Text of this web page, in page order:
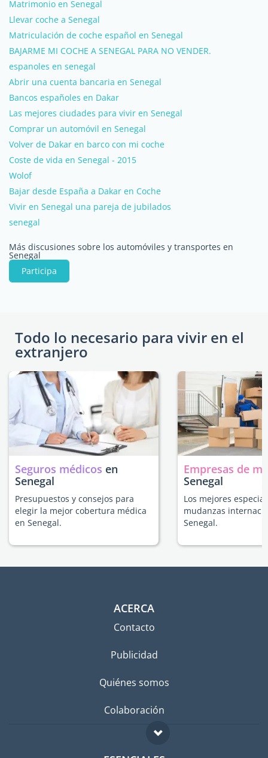
Matrimonio en Senegal
Llevar coche a Senegal
Matriculación de coche español en Senegal
BAJARME MI COCHE A SENEGAL PARA NO VENDER.
espanoles en senegal
Abrir una cuenta bancaria en Senegal
Bancos españoles en Dakar
Las mejores ciudades para vivir en Senegal
Comprar un automóvil en Senegal
Volver de Dakar en barco con mi coche
Coste de vida en Senegal - 2015
Wolof
Bajar desde España a Dakar en Coche
Vivir en Senegal una pareja de jubilados
senegal
Más discusiones sobre los automóviles y transportes en
Senegal
Participa
Todo lo necesario para vivir en el
extranjero
Seguros médicos en
Senegal
Presupuestos y consejos para
elegir la mejor cobertura médica
en Senegal.
Empresas de
Senegal
Los mejores
mudanzas
Senegal.
ACERCA
Contacto
Publicidad
Quiénes somos
Colaboración